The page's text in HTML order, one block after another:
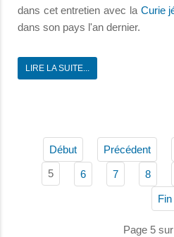
dans cet entretien avec la Curie
dans son pays l'an dernier.
LIRE LA SUITE...
Début Précédent
5 6 7 8
Fin
Page 5